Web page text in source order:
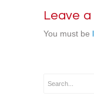
Leave a
You must be